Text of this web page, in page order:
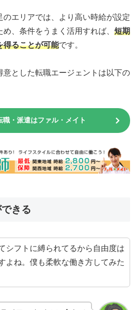
のエリアでは、より高い時給が設定
、条件をうまく活用すれば、 短期
得ることが可能です。
意とした転職エージェントは以下の
職・派遣はファル・メイト
きる
シフトに縛られてるから自由度は
よね。僕も柔軟な働き方してみた